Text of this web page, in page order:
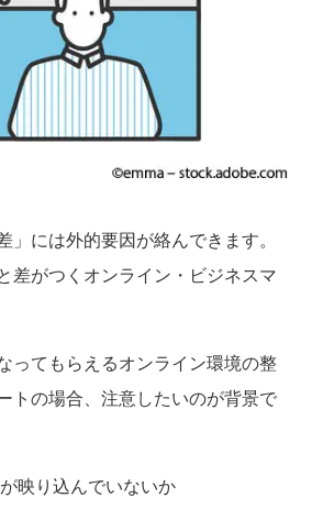
には外的要因が絡んできます。
差がつくオンライン・ビジネスマ
ってもらえるオンライン環境の整
トの場合、注意したいのが背景で
映り込んでいないか